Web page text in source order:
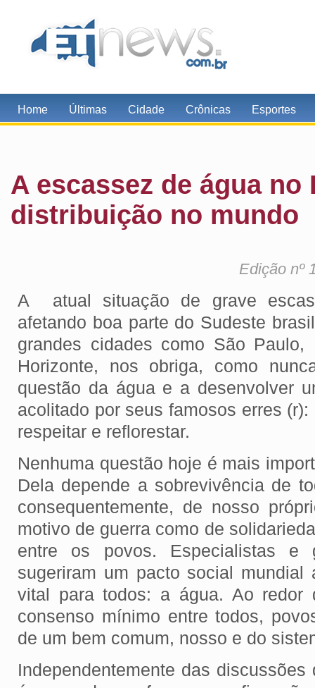
Home Últimas Cidade Crônicas Esportes
A escassez de água no
distribuição no mundo
Edição nº
A atual situação de grave
afetando boa parte do Sudeste
grandes cidades como São
Horizonte, nos obriga, como
questão da água e a desenvolver
acolitado por seus famosos erres
respeitar e reflorestar.
Nenhuma questão hoje é mais
Dela depende a sobrevivência de
consequentemente, de nosso
motivo de guerra como de
entre os povos. Especialistas e
sugeriram um pacto social
vital para todos: a água. Ao redor
consenso mínimo entre todos,
de um bem comum, nosso e do
Independentemente das